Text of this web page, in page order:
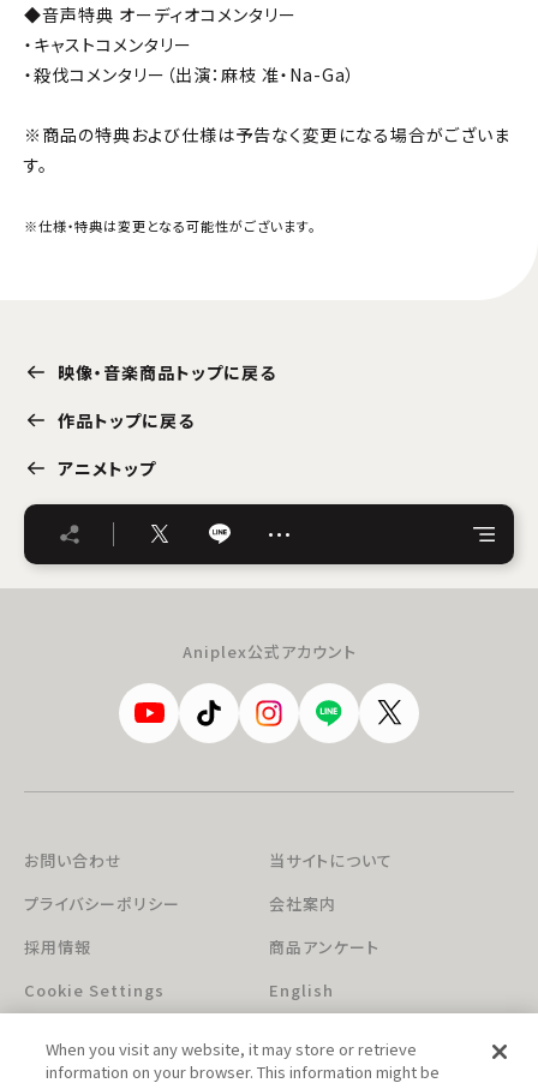
◆音声特典 オーディオコメンタリー
・キャストコメンタリー
・殺伐コメンタリー（出演：麻枝 准・Na-Ga）
※商品の特典および仕様は予告なく変更になる場合がございま
す。
※仕様・特典は変更となる可能性がございます。
映像・音楽商品トップに戻る
作品トップに戻る
アニメトップ
…
Aniplex公式アカウント
お問い合わせ
当サイトについて
プライバシーポリシー
会社案内
採用情報
商品アンケート
Cookie Settings
English
When you visit any website, it may store or retrieve
information on your browser. This information might be